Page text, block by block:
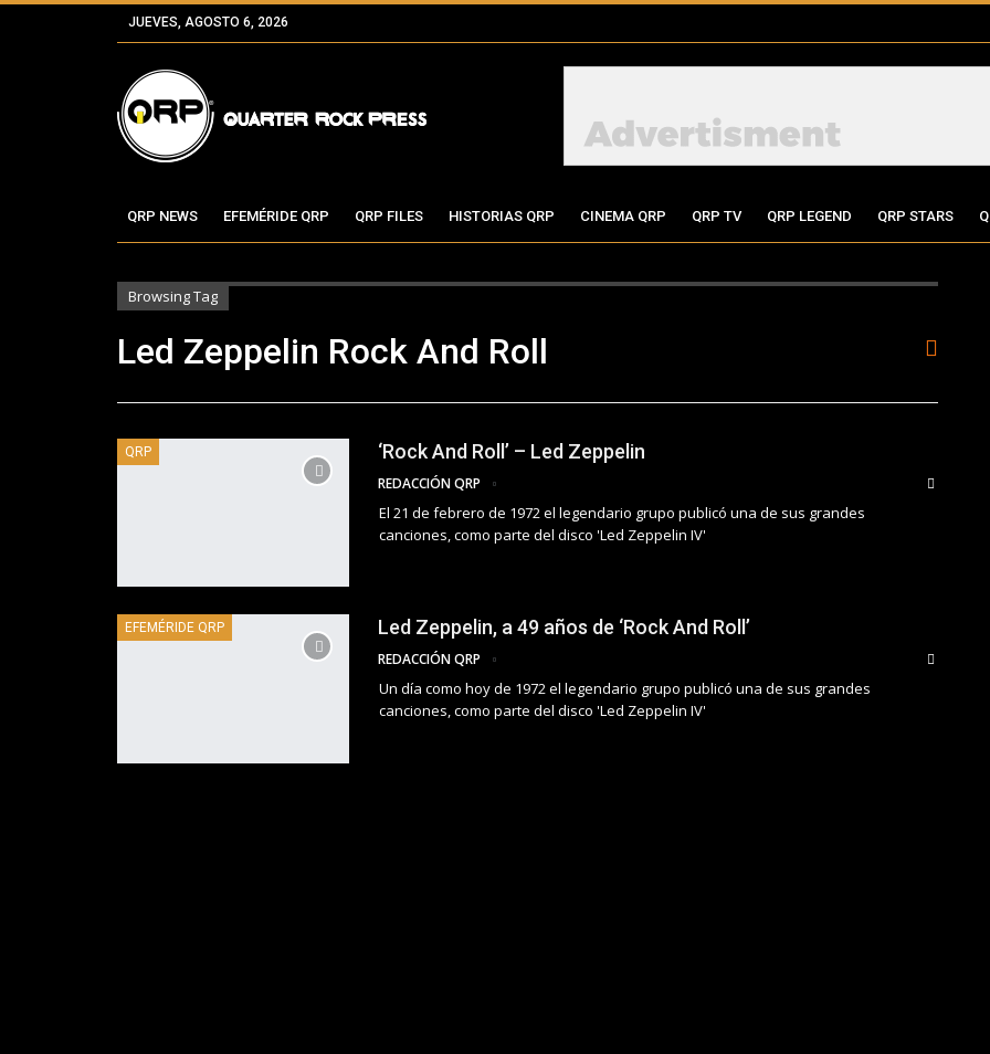
JUEVES, AGOSTO 6, 2026
QRP NEWS EFEMÉRIDE QRP QRP FILES HISTORIAS QRP CINEMA QRP QRP TV QRP LEGEND QRP STARS
Browsing Tag
Led Zeppelin Rock And Roll
QRP ‘Rock And Roll’ – Led Zeppelin
REDACCIÓN QRP
El 21 de febrero de 1972 el legendario grupo publicó una de sus grandes
canciones, como parte del disco 'Led Zeppelin IV'
EFEMÉRIDE QRP Led Zeppelin, a 49 años de ‘Rock And Roll’
REDACCIÓN QRP
Un día como hoy de 1972 el legendario grupo publicó una de sus grandes
canciones, como parte del disco 'Led Zeppelin IV'